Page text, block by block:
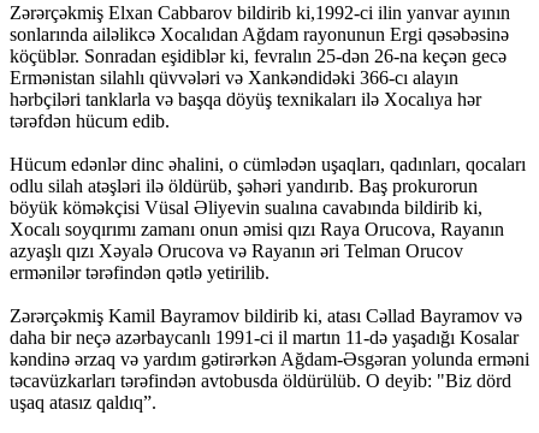
Zərərçəkmiş Elxan Cabbarov bildirib ki,1992-ci ilin yanvar ayının
sonlarında ailəlikcə Xocalıdan Ağdam rayonunun Ergi qəsəbəsinə
köçüblər. Sonradan eşidiblər ki, fevralın 25-dən 26-na keçən gecə
Ermənistan silahlı qüvvələri və Xankəndidəki 366-cı alayın
hərbçiləri tanklarla və başqa döyüş texnikaları ilə Xocalıya hər
tərəfdən hücum edib.
Hücum edənlər dinc əhalini, o cümlədən uşaqları, qadınları, qocaları
odlu silah atəşləri ilə öldürüb, şəhəri yandırıb. Baş prokurorun
böyük köməkçisi Vüsal Əliyevin sualına cavabında bildirib ki,
Xocalı soyqırımı zamanı onun əmisi qızı Raya Orucova, Rayanın
azyaşlı qızı Xəyalə Orucova və Rayanın əri Telman Orucov
ermənilər tərəfindən qətlə yetirilib.
Zərərçəkmiş Kamil Bayramov bildirib ki, atası Cəllad Bayramov və
daha bir neçə azərbaycanlı 1991-ci il martın 11-də yaşadığı Kosalar
kəndinə ərzaq və yardım gətirərkən Ağdam-Əsgəran yolunda erməni
təcavüzkarları tərəfindən avtobusda öldürülüb. O deyib: "Biz dörd
uşaq atasız qaldıq”.